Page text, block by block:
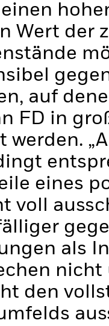
Wert der
auf
FD in
werden.
eines
voll
als
den